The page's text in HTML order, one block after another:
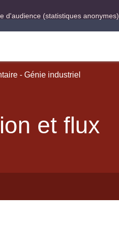
d'audience (statistiques anonymes).
- Génie industriel
et flux